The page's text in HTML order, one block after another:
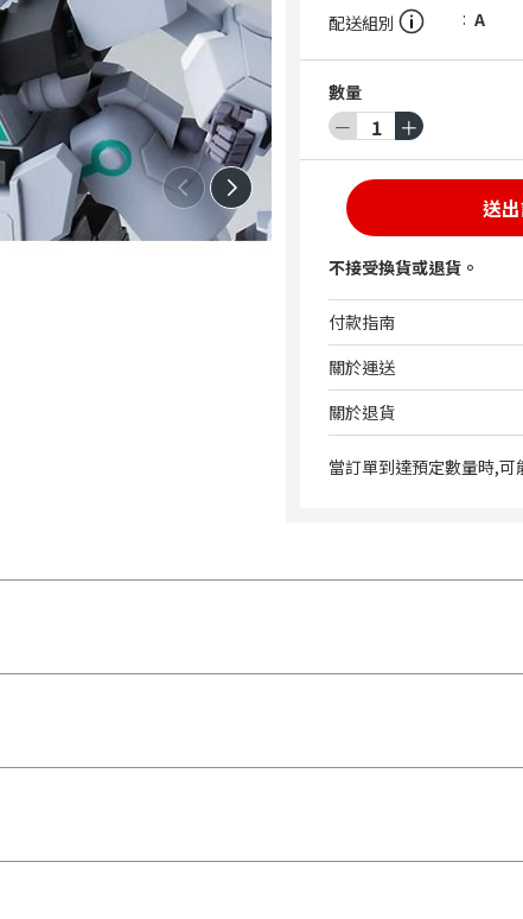
配送組別
A
數量
－ 1 ＋
送
不接受換貨或退貨。
付款指南
關於運送
關於退貨
當訂單到達預定數量時,可